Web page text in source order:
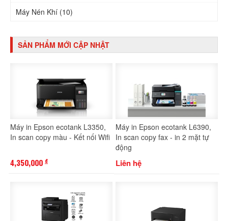
Máy Nén Khí (10)
SẢN PHẨM MỚI CẬP NHẬT
Máy in Epson ecotank L3350,
In scan copy màu - Kết nối Wifi
4,350,000 đ
Máy in Epson ecotank L6390,
In scan copy fax - in 2 mặt tự
động
Liên hệ